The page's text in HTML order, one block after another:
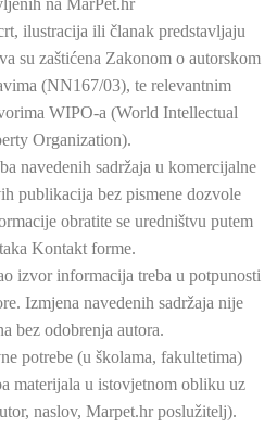
ilustracija ili članak predstavljaju
su zaštićena Zakonom o autorskom
(NN167/03), te relevantnim
WIPO-a (World Intellectual
Organization).
navedenih sadržaja u komercijalne
publikacija bez pismene dozvole
obratite se uredništvu putem
Kontakt forme.
izvor informacija treba u potpunosti
Izmjena navedenih sadržaja nije
bez odobrenja autora.
potrebe (u školama, fakultetima)
materijala u istovjetnom obliku uz
naslov, Marpet.hr poslužitelj).